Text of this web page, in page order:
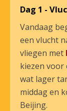
Dag 1 -
Vandaag
een vlucht
vliegen met
kiezen voor
wat lager
middag en
Beijing.